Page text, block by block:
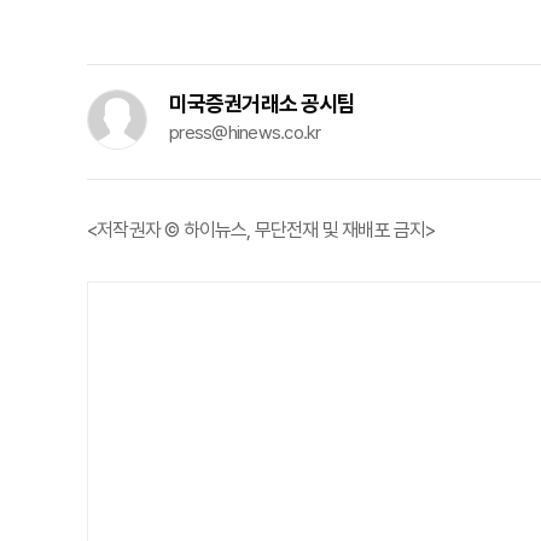
미국증권거래소 공시팀
press@hinews.co.kr
<저작권자 © 하이뉴스, 무단전재 및 재배포 금지>